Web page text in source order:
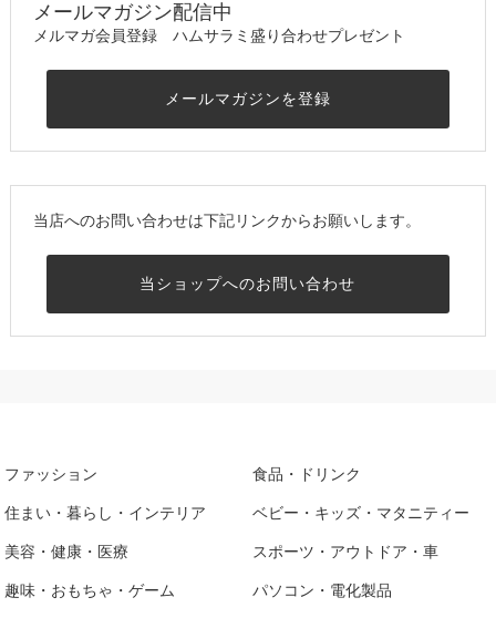
メールマガジン配信中
メルマガ会員登録 ハムサラミ盛り合わせプレゼント
メールマガジンを登録
当店へのお問い合わせは下記リンクからお願いします。
当ショップへのお問い合わせ
ファッション 食品・ドリンク
住まい・暮らし・インテリア ベビー・キッズ・マタニティー
美容・健康・医療 スポーツ・アウトドア・車
趣味・おもちゃ・ゲーム パソコン・電化製品